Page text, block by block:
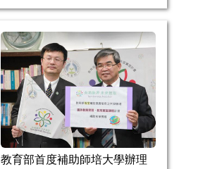
教育部首度補助師培大學辦理